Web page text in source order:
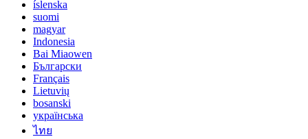
íslenska
suomi
magyar
Indonesia
Bai Miaowen
Български
Français
Lietuvių
bosanski
українська
ไทย